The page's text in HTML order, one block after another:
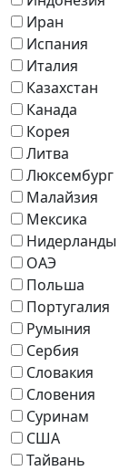
Иран
Испания
Италия
Казахстан
Канада
Корея
Литва
Люксембург
Малайзия
Мексика
Нидерланды
ОАЭ
Польша
Португалия
Румыния
Сербия
Словакия
Словения
Суринам
США
Тайвань